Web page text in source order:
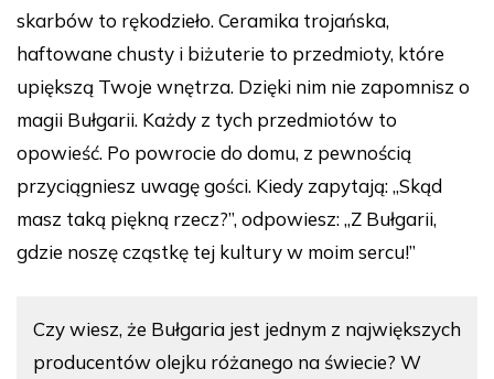
skarbów to rękodzieło. Ceramika trojańska,
haftowane chusty i biżuterie to przedmioty, które
upiększą Twoje wnętrza. Dzięki nim nie zapomnisz o
magii Bułgarii. Każdy z tych przedmiotów to
opowieść. Po powrocie do domu, z pewnością
przyciągniesz uwagę gości. Kiedy zapytają: „Skąd
masz taką piękną rzecz?”, odpowiesz: „Z Bułgarii,
gdzie noszę cząstkę tej kultury w moim sercu!”
Czy wiesz, że Bułgaria jest jednym z największych
producentów olejku różanego na świecie? W